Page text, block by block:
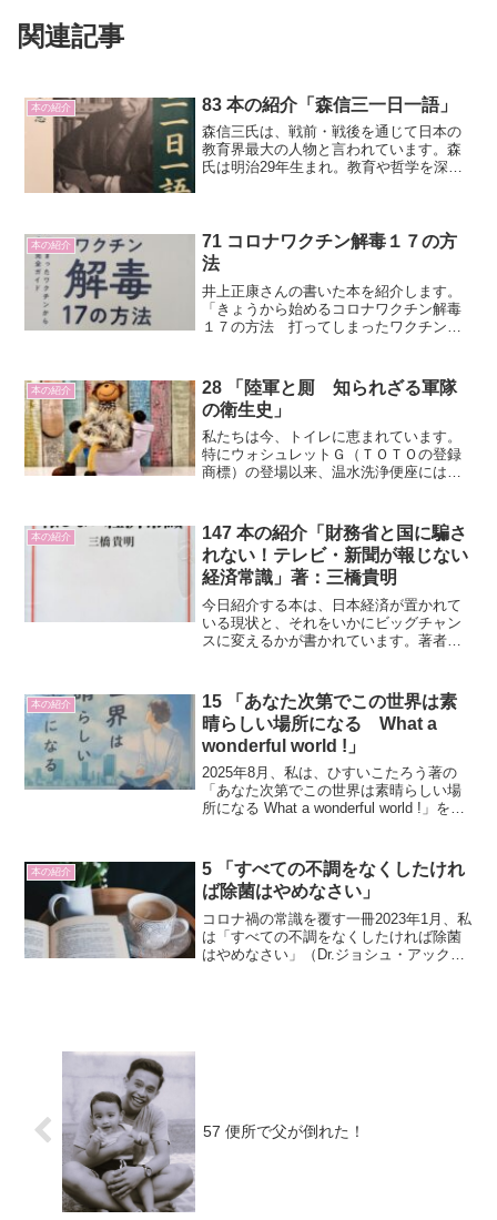
関連記事
本の紹介 83 本の紹介「森信三一日一語」
森信三氏は、戦前・戦後を通じて日本の
教育界最大の人物と言われています。森
氏は明治29年生まれ。教育や哲学を深く
です。
本の紹介
71 コロナワクチン解毒１７の方
法
井上正康さんの書いた本を紹介します。
「きょうから始めるコロナワクチン解毒
１７の方法 打ってしまったワクチンか
す。レプリコンはもっとダメ。
本の紹介
28 「陸軍と厠 知られざる軍隊
の衛生史」
私たちは今、トイレに恵まれています。
特にウォシュレットＧ（ＴＯＴＯの登録
商標）の登場以来、温水洗浄便座にはお
のだと思います。しかし、難民キャンプ
とか戦場では不衛生なトイ...
本の紹介
147 本の紹介「財務省と国に騙さ
れない！テレビ・新聞が報じない
経済常識」著：三橋貴明
今日紹介する本は、日本経済が置かれて
いる現状と、それをいかにビッグチャン
スに変えるかが書かれています。著者は
本の紹介
15 「あなた次第でこの世界は素
晴らしい場所になる What a
wonderful world !」
2025年8月、私は、ひすいこたろう著の
「あなた次第でこの世界は素晴らしい場
所になる What a wonderful world !」を手
せる天才コピーライターです。...
本の紹介
5 「すべての不調をなくしたけれ
ば除菌はやめなさい」
コロナ禍の常識を覆す一冊2023年1月、私
は「すべての不調をなくしたければ除菌
はやめなさい」（Dr.ジョシュ・アックス
57 便所で父が倒れた！